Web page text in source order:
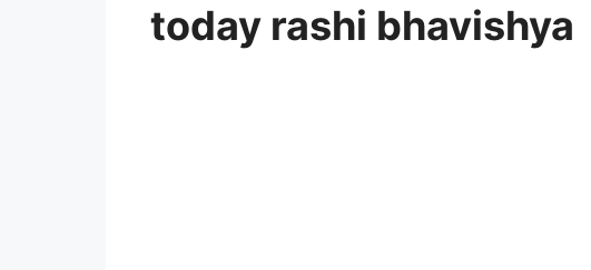
today rashi bhavishya